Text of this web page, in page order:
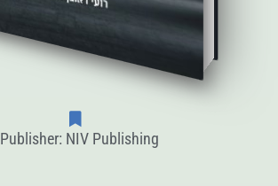
Publisher: NIV Publishing